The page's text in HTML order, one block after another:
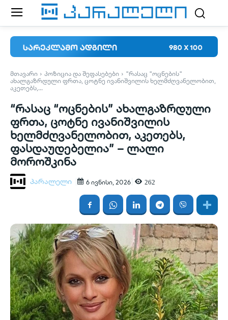
ᲛᲗᲐᲕᲐᲠᲘ ᲞᲝᲖᲘᲪᲘᲐ ᲓᲐ ᲨᲔᲤᲐᲡᲔᲑᲔᲑᲘ
"ᲠᲐᲡᲐᲪ "ᲝᲪᲜᲔᲑᲘᲡ"
ᲐᲮᲐᲚᲒᲐᲖᲠᲓᲣᲚᲘ ᲤᲠᲗᲐ, ᲪᲝᲢᲜᲔ ᲘᲕᲐᲜᲘᲨᲕᲘᲚᲘᲡ ᲮᲔᲚᲛᲫᲦᲕᲐᲜᲔᲚᲝᲑᲘᲗ,
ᲐᲙᲔᲗᲔᲑᲡ,...
“რასაც “ოცნების” ახალგაზრდული
ფრთა, ცოტნე ივანიშვილის
ხელმძღვანელობით, აკეთებს,
ფასდაუდებელია” – ლალი
მოროშკინა
პარალელი 6 ივნისი, 2026 262